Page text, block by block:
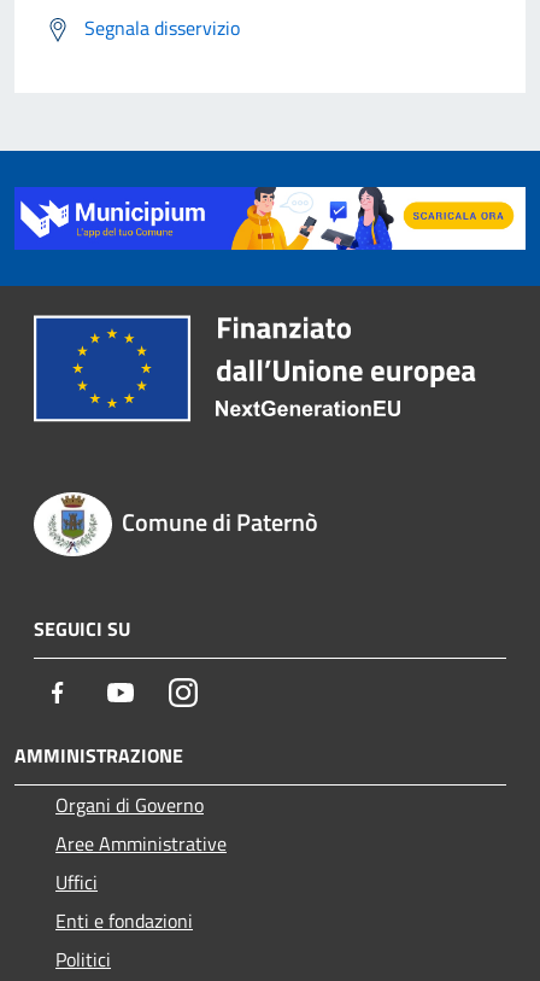
Segnala disservizio
Comune di Paternò
SEGUICI SU
Facebook YoutubeInstagram
AMMINISTRAZIONE
Organi di Governo
Aree Amministrative
Uffici
Enti e fondazioni
Politici